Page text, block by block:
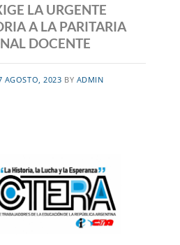
LA URGENTE
A LA PARITARIA
DOCENTE
AGOSTO, 2023 BY ADMIN